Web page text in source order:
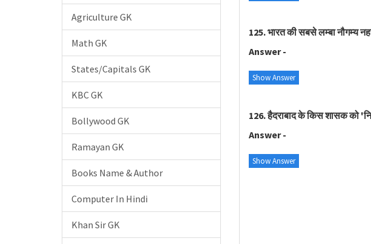
125. भारत की सबसे लम्बा नौगम्य
Answer -
Show Answer
126. हैदराबाद के किस शासक को
Answer -
Show Answer
Agriculture GK
Math GK
States/Capitals GK
KBC GK
Bollywood GK
Ramayan GK
Books Name & Author
Computer In Hindi
Khan Sir GK